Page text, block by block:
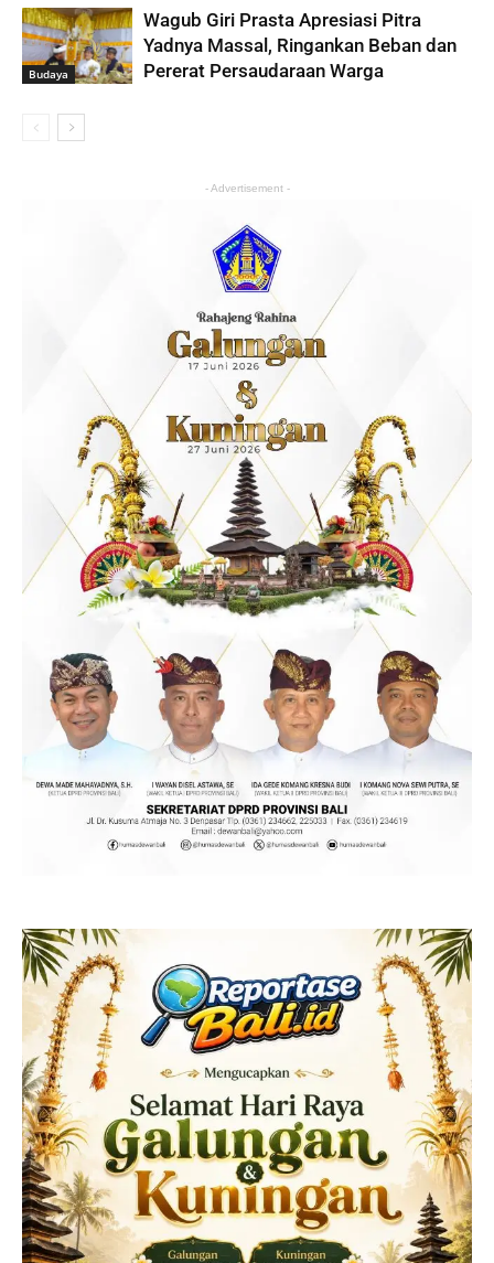
Budaya
Wagub Giri Prasta Apresiasi Pitra
Yadnya Massal, Ringankan Beban dan
Pererat Persaudaraan Warga
- Advertisement -